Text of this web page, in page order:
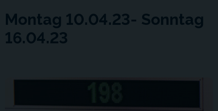
Montag 10.04.23- Sonntag
16.04.23